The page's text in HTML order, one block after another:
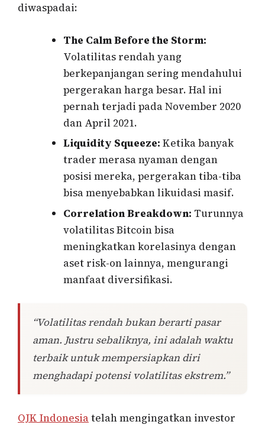
diwaspadai:
The Calm Before the Storm:
Volatilitas rendah yang
berkepanjangan sering mendahului
pergerakan harga besar. Hal ini
pernah terjadi pada November 2020
dan April 2021.
Liquidity Squeeze: Ketika banyak
trader merasa nyaman dengan
posisi mereka, pergerakan tiba-tiba
bisa menyebabkan likuidasi masif.
Correlation Breakdown: Turunnya
volatilitas Bitcoin bisa
meningkatkan korelasinya dengan
aset risk-on lainnya, mengurangi
manfaat diversifikasi.
“Volatilitas rendah bukan berarti pasar
aman. Justru sebaliknya, ini adalah waktu
terbaik untuk mempersiapkan diri
menghadapi potensi volatilitas ekstrem.”
OJK Indonesiatelah mengingatkan investor